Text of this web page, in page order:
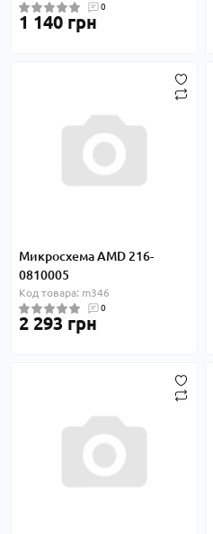
0
1 140 грн
Микросхема AMD 216-
0810005
Код товара: m346
0
2 293 грн